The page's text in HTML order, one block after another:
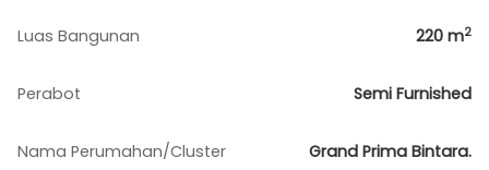
Luas Bangunan 220 m2
Perabot Semi Furnished
Nama Perumahan/Cluster Grand Prima Bintara.